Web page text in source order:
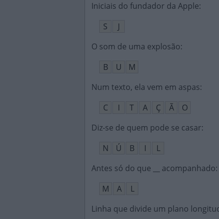
Iniciais do fundador da Apple:
S
J
O som de uma explosão:
B
U
M
Num texto, ela vem em aspas:
C
I T A Ç Ã
O
Diz-se de quem pode se casar:
N
Ú B I
L
Antes só do que __ acompanhado:
M
A
L
Linha que divide um plano